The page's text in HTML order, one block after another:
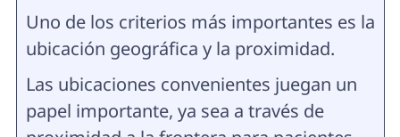
Uno de los criterios más importantes es la
ubicación geográfica y la proximidad.
Las ubicaciones convenientes juegan un
papel importante, ya sea a través de